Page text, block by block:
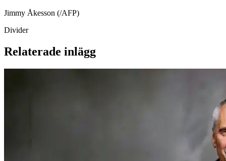
Jimmy Åkesson (/AFP)
Divider
Relaterade inlägg